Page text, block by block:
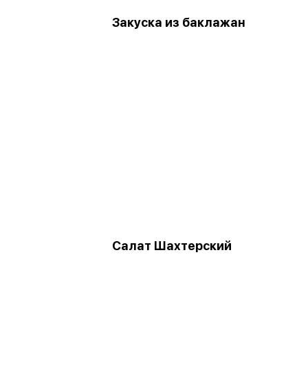
Закуска из баклажан
Салат Шахтерский